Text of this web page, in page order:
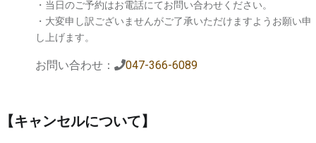
・当日のご予約はお電話にてお問い合わせください。
・大変申し訳ございませんがご了承いただけますようお願い申
し上げます。
お問い合わせ： 047-366-6089
【キャンセルについて】